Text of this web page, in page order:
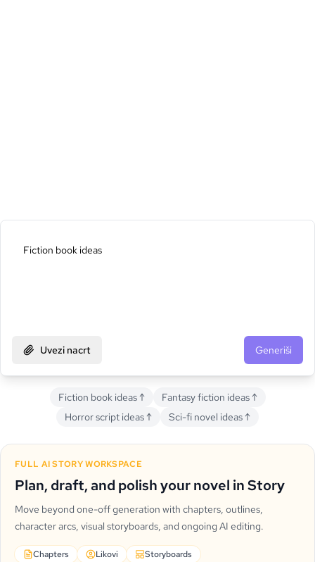
Uvezi nacrt Generiši
Fiction book ideas↑ Fantasy fiction ideas↑
Horror script ideas↑ Sci-fi novel ideas↑
FULL AI STORY WORKSPACE
Plan, draft, and polish your novel in Story
Move beyond one-off generation with chapters, outlines,
character arcs, visual storyboards, and ongoing AI editing.
Chapters Likovi Storyboards